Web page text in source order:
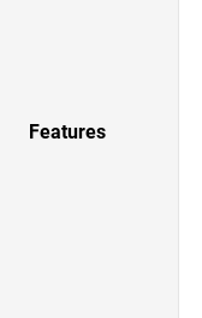
Features